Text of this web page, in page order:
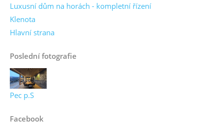
Luxusní dům na horách - kompletní řízení
Klenota
Hlavní strana
Poslední fotografie
Pec p.S
Facebook